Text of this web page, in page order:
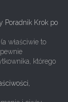
Poradnik Krok po
właściwie to
którego